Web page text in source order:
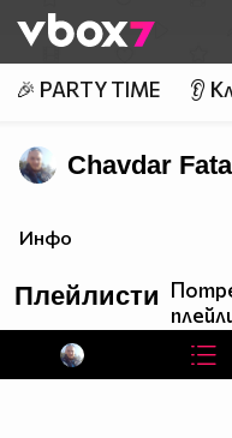
👾
🎉 PARTY TIME 👂
Chavdar
Инфо
Плейлисти